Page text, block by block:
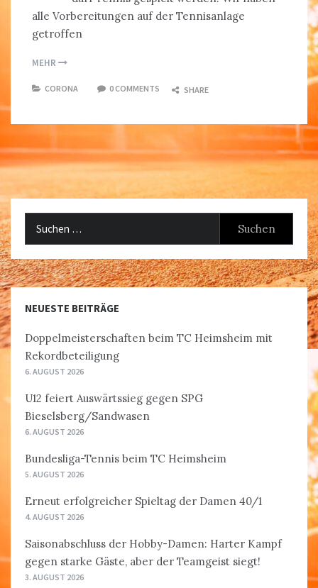
alle Vorbereitungen auf der Tennisanlage
getroffen
MEHR
CORONA 0 COMMENTS SHARE
NEUESTE BEITRÄGE
Doppelmeisterschaften beim TC Heimsheim mit
Rekordbeteiligung
6. AUGUST 2026
U12 feiert Auswärtssieg gegen SPG
Bieselsberg/Sandwasen
6. AUGUST 2026
Bundesliga-Tennis beim TC Heimsheim
5. AUGUST 2026
Erneut erfolgreicher Spieltag der Damen 40/1
4. AUGUST 2026
Saisonabschluss der Hobby-Damen: Harter Kampf
gegen starke Gäste, aber der Teamgeist siegt!
3. AUGUST 2026